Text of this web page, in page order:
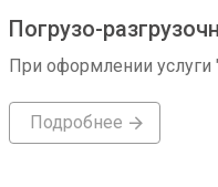
Погрузо-
При оформлении услуги
Подробнее